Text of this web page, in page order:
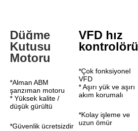
Düğme
Kutusu
Motoru
*Alman ABM
şanzıman motoru
* Yüksek kalite /
düşük gürültü
*Güvenlik ücretsizdir
VFD hız
kontrolörü
*Çok fonksiyonel
VFD
* Aşırı yük ve aşırı
akım korumalı
*Kolay işleme ve
uzun ömür